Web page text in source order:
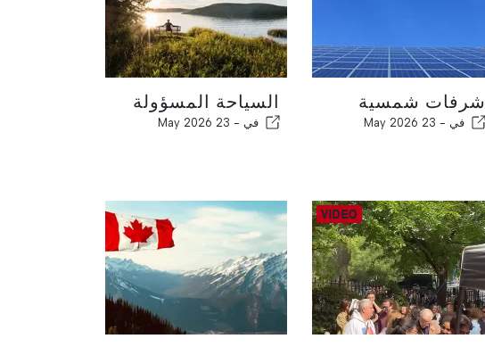
شرفات شمسية
في - 23 May 2026
السياحة المسؤولة
في - 23 May 2026